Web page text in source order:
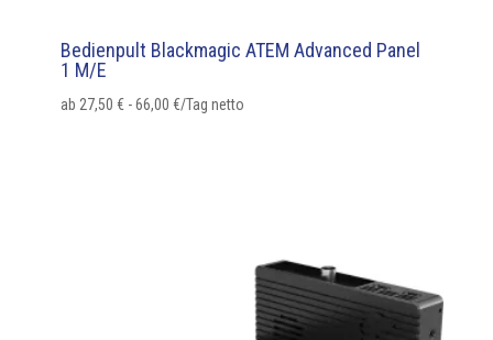
Bedienpult Blackmagic ATEM Advanced Panel
1 M/E
ab 27,50 €-66,00 €/Tag netto